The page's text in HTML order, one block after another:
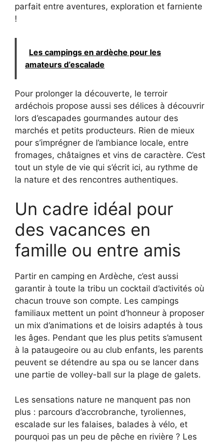
parfait entre aventures, exploration et farniente
!
Les campings en ardèche pour les
amateurs d’escalade
Pour prolonger la découverte, le terroir
ardéchois propose aussi ses délices à découvrir
lors d’escapades gourmandes autour des
marchés et petits producteurs. Rien de mieux
pour s’imprégner de l’ambiance locale, entre
fromages, châtaignes et vins de caractère. C’est
tout un style de vie qui s’écrit ici, au rythme de
la nature et des rencontres authentiques.
Un cadre idéal pour
des vacances en
famille ou entre amis
Partir en camping en Ardèche, c’est aussi
garantir à toute la tribu un cocktail d’activités où
chacun trouve son compte. Les campings
familiaux mettent un point d’honneur à proposer
un mix d’animations et de loisirs adaptés à tous
les âges. Pendant que les plus petits s’amusent
à la pataugeoire ou au club enfants, les parents
peuvent se détendre au spa ou se lancer dans
une partie de volley-ball sur la plage de galets.
Les sensations nature ne manquent pas non
plus : parcours d’accrobranche, tyroliennes,
escalade sur les falaises, balades à vélo, et
pourquoi pas un peu de pêche en rivière ? Les